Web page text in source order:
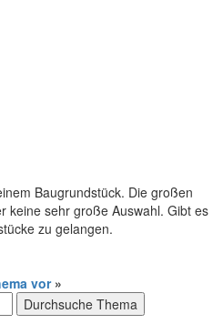
Baugrundstück. Die großen
keine sehr große Auswahl. Gibt es
zu gelangen.
vor»